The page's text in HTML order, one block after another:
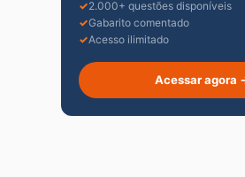
2.000+ questões disponíveis
Gabarito comentado
Acesso ilimitado
Acessar agora